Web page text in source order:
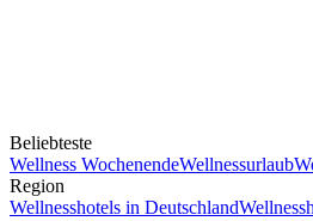
Beliebteste
Wellness WochenendeWellnessurlaub
Region
Wellnesshotels in Deutschland